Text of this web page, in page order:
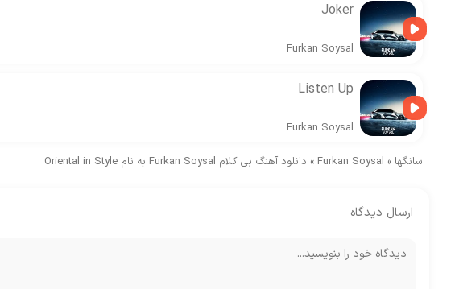
Joker
Furkan Soysal
Listen Up
Furkan Soysal
سانگها »
Furkan Soysal
» دانلود آهنگ بی کلام Furkan Soysal به نام Oriental in Style
ارسال دیدگاه